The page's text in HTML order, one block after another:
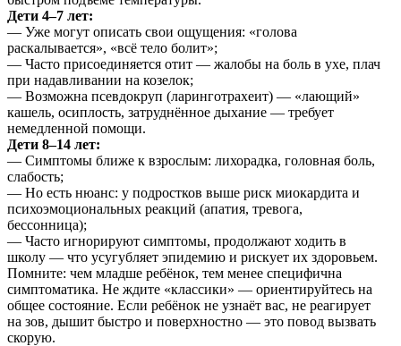
Дети 4–7 лет:
— Уже могут описать свои ощущения: «голова
раскалывается», «всё тело болит»;
— Часто присоединяется отит — жалобы на боль в ухе, плач
при надавливании на козелок;
— Возможна псевдокруп (ларинготрахеит) — «лающий»
кашель, осиплость, затруднённое дыхание — требует
немедленной помощи.
Дети 8–14 лет:
— Симптомы ближе к взрослым: лихорадка, головная боль,
слабость;
— Но есть нюанс: у подростков выше риск миокардита и
психоэмоциональных реакций (апатия, тревога,
бессонница);
— Часто игнорируют симптомы, продолжают ходить в
школу — что усугубляет эпидемию и рискует их здоровьем.
Помните: чем младше ребёнок, тем менее специфична
симптоматика. Не ждите «классики» — ориентируйтесь на
общее состояние. Если ребёнок не узнаёт вас, не реагирует
на зов, дышит быстро и поверхностно — это повод вызвать
скорую.